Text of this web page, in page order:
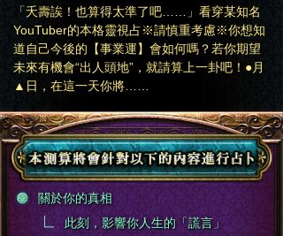
「夭壽誒！也算得太準了吧……」看穿某知名
YouTuber的本格靈視占※請慎重考慮※你想知
道自己今後的【事業運】會如何嗎？若你期望
未來有機會“出人頭地”，就請算上一卦吧！●月
▲日，在這一天你將……
關於你的真相
此刻，影響你人生的「謊言」